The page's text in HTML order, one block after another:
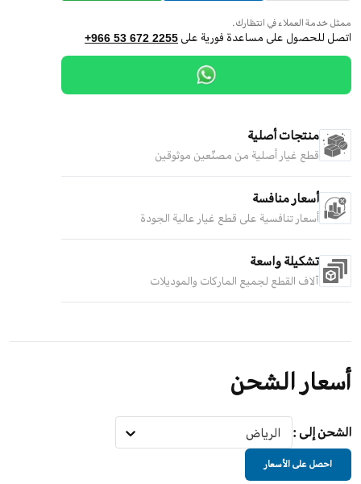
ممثل خدمة العملاء في انتظارك.
اتصل للحصول على مساعدة فورية على +966 53 672 2255
منتجات أصلية
قطع غيار أصلية من مصنّعين موثوقين
أسعار منافسة
أسعار تنافسية على قطع غيار عالية الجودة
تشكيلة واسعة
آلاف القطع لجميع الماركات والموديلات
أسعار الشحن
الشحن إلى : الرياض
احصل على الأسعار